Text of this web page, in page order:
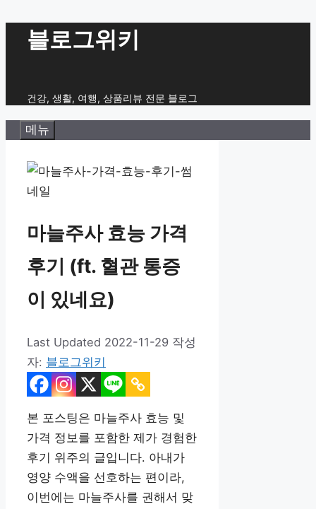
블로그위키
건강, 생활, 여행, 상품리뷰 전문 블로그
메뉴
마늘주사 효능 가격
후기 (ft. 혈관 통증
이 있네요)
2022-11-29 작성
자: 블로그위키
본 포스팅은 마늘주사 효능 및
가격 정보를 포함한 제가 경험한
후기 위주의 글입니다. 아내가
영양 수액을 선호하는 편이라,
이번에는 마늘주사를 권해서 맞